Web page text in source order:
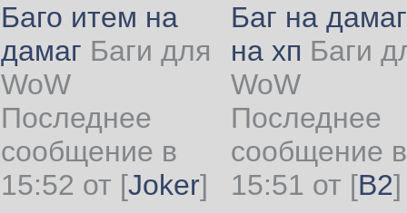
Баго итем на
дамаг Баги для
WoW
Последнее
сообщение в
15:52 от [Joker]
Баг на
на хп Баги
WoW
Последнее
сообщение в
15:51 от [B2]